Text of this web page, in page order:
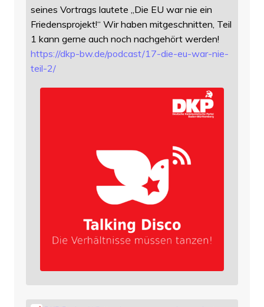
seines Vortrags lautete „Die EU war nie ein
Friedensprojekt!“ Wir haben mitgeschnitten, Teil
1 kann gerne auch noch nachgehört werden!
https://dkp-bw.de/podcast/17-die-eu-war-nie-
teil-2/